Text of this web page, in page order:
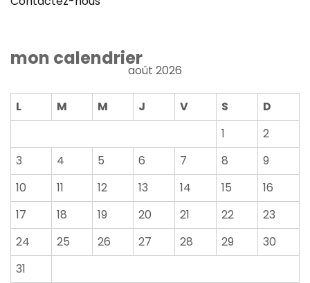
mon calendrier
août 2026
L M M J V S
D
1
2
3
4 5 6 7 8
9
10
11 12 13 14 15
16
17
18 19 20 21 22
23
24
25 26 27 28 29
30
31